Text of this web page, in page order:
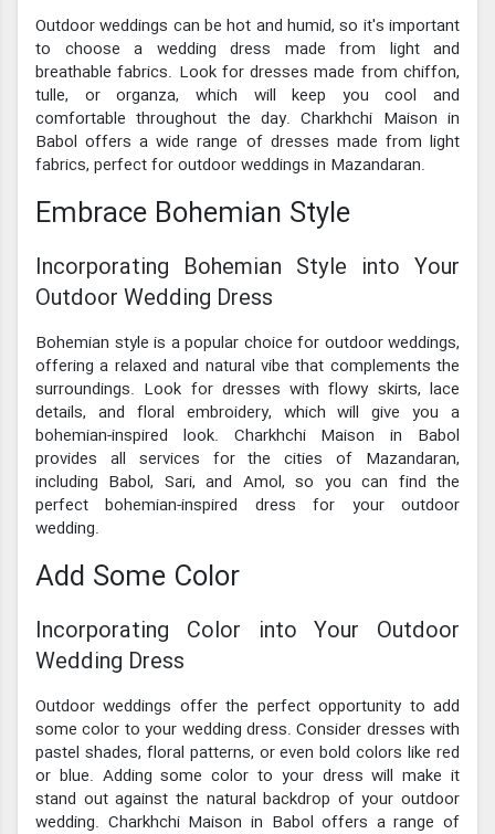
Outdoor weddings can be hot and humid, so it's important
to choose a wedding dress made from light and
breathable fabrics. Look for dresses made from chiffon,
tulle, or organza, which will keep you cool and
comfortable throughout the day. Charkhchi Maison in
Babol offers a wide range of dresses made from light
fabrics, perfect for outdoor weddings in Mazandaran.
Embrace Bohemian Style
Incorporating Bohemian Style into Your
Outdoor Wedding Dress
Bohemian style is a popular choice for outdoor weddings,
offering a relaxed and natural vibe that complements the
surroundings. Look for dresses with flowy skirts, lace
details, and floral embroidery, which will give you a
bohemian-inspired look. Charkhchi Maison in Babol
provides all services for the cities of Mazandaran,
including Babol, Sari, and Amol, so you can find the
perfect bohemian-inspired dress for your outdoor
wedding.
Add Some Color
Incorporating Color into Your Outdoor
Wedding Dress
Outdoor weddings offer the perfect opportunity to add
some color to your wedding dress. Consider dresses with
pastel shades, floral patterns, or even bold colors like red
or blue. Adding some color to your dress will make it
stand out against the natural backdrop of your outdoor
wedding. Charkhchi Maison in Babol offers a range of